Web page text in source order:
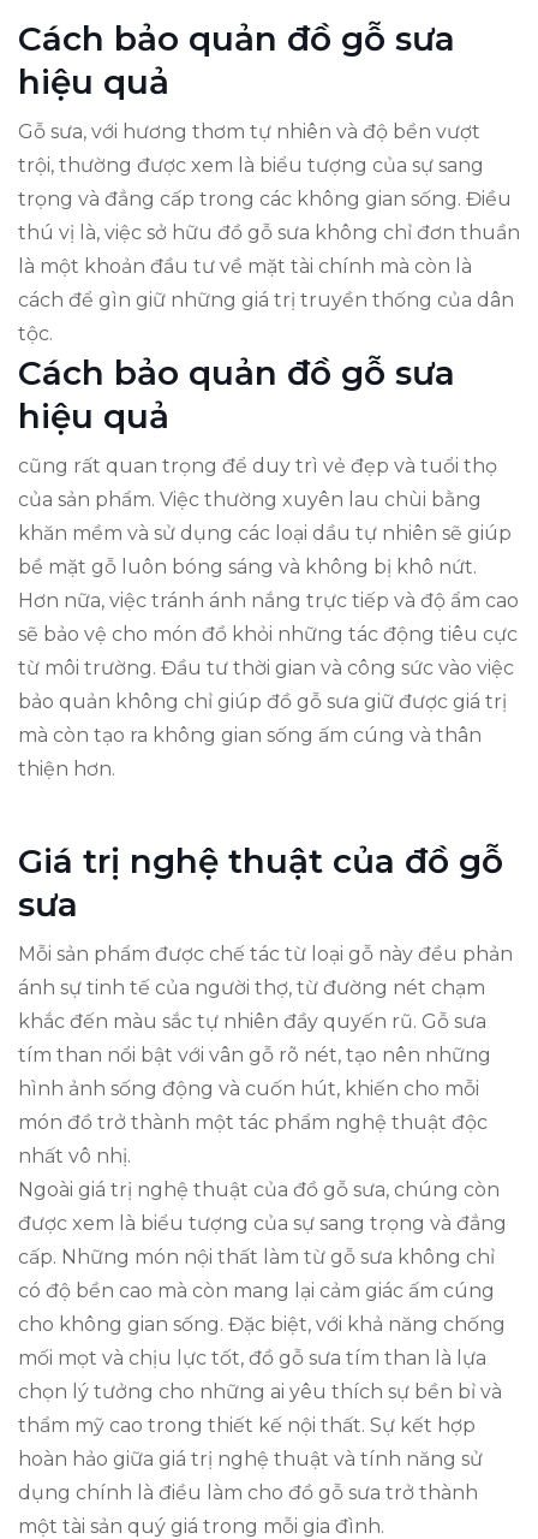
Cách bảo quản đồ gỗ sưa
hiệu quả
Gỗ sưa, với hương thơm tự nhiên và độ bền vượt
trội, thường được xem là biểu tượng của sự sang
trọng và đẳng cấp trong các không gian sống. Điều
thú vị là, việc sở hữu đồ gỗ sưa không chỉ đơn thuần
là một khoản đầu tư về mặt tài chính mà còn là
cách để gìn giữ những giá trị truyền thống của dân
tộc.
Cách bảo quản đồ gỗ sưa
hiệu quả
cũng rất quan trọng để duy trì vẻ đẹp và tuổi thọ
của sản phẩm. Việc thường xuyên lau chùi bằng
khăn mềm và sử dụng các loại dầu tự nhiên sẽ giúp
bề mặt gỗ luôn bóng sáng và không bị khô nứt.
Hơn nữa, việc tránh ánh nắng trực tiếp và độ ẩm cao
sẽ bảo vệ cho món đồ khỏi những tác động tiêu cực
từ môi trường. Đầu tư thời gian và công sức vào việc
bảo quản không chỉ giúp đồ gỗ sưa giữ được giá trị
mà còn tạo ra không gian sống ấm cúng và thân
thiện hơn.
Giá trị nghệ thuật của đồ gỗ
sưa
Mỗi sản phẩm được chế tác từ loại gỗ này đều phản
ánh sự tinh tế của người thợ, từ đường nét chạm
khắc đến màu sắc tự nhiên đầy quyến rũ. Gỗ sưa
tím than nổi bật với vân gỗ rõ nét, tạo nên những
hình ảnh sống động và cuốn hút, khiến cho mỗi
món đồ trở thành một tác phẩm nghệ thuật độc
nhất vô nhị.
Ngoài giá trị nghệ thuật của đồ gỗ sưa, chúng còn
được xem là biểu tượng của sự sang trọng và đẳng
cấp. Những món nội thất làm từ gỗ sưa không chỉ
có độ bền cao mà còn mang lại cảm giác ấm cúng
cho không gian sống. Đặc biệt, với khả năng chống
mối mọt và chịu lực tốt, đồ gỗ sưa tím than là lựa
chọn lý tưởng cho những ai yêu thích sự bền bỉ và
thẩm mỹ cao trong thiết kế nội thất. Sự kết hợp
hoàn hảo giữa giá trị nghệ thuật và tính năng sử
dụng chính là điều làm cho đồ gỗ sưa trở thành
một tài sản quý giá trong mỗi gia đình.